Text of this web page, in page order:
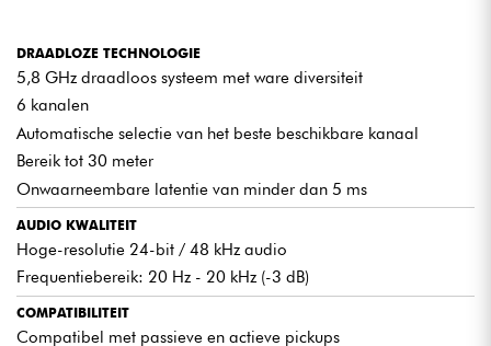
DRAADLOZE TECHNOLOGIE
5,8 GHz draadloos systeem met ware diversiteit
6 kanalen
Automatische selectie van het beste beschikbare kanaal
Bereik tot 30 meter
Onwaarneembare latentie van minder dan 5 ms
AUDIO KWALITEIT
Hoge-resolutie 24-bit / 48 kHz audio
Frequentiebereik: 20 Hz - 20 kHz (-3 dB)
COMPATIBILITEIT
Compatibel met passieve en actieve pickups